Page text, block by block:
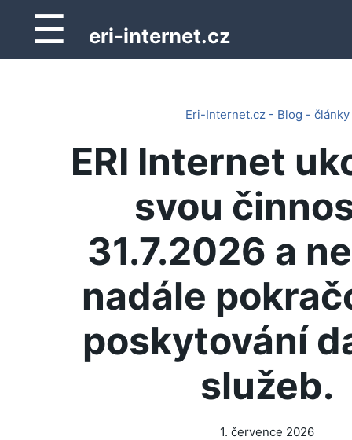
☰ eri-internet.cz
Eri-Internet.cz - Blog - články
ERI Internet
svou
31.7.2026 a
nadále
poskytování
služeb.
1. července 2026